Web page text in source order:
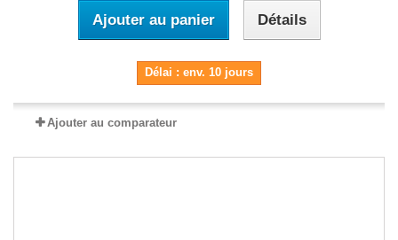
Ajouter au panier Détails
Délai : env. 10 jours
Ajouter au comparateur